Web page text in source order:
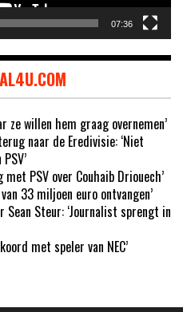
07:36
ze willen hem graag overnemen’
naar de Eredivisie: ‘Niet
PSV over Couhaib Driouech’
33 miljoen euro ontvangen’
Steur: ‘Journalist sprengt in
met speler van NEC’